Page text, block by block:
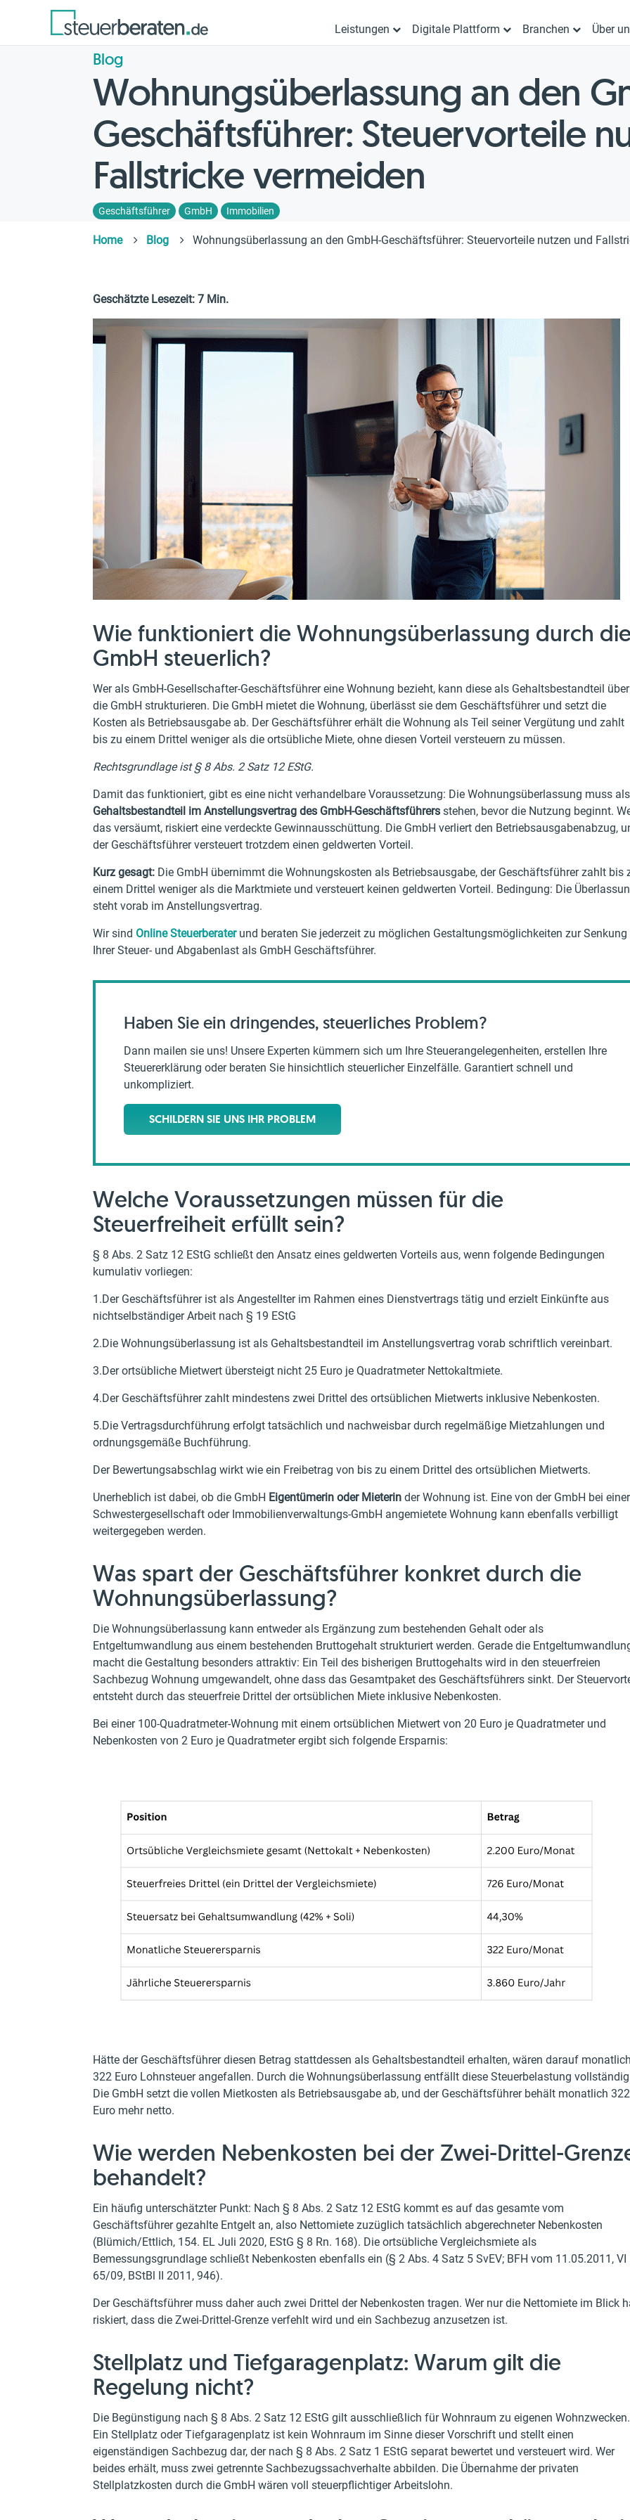
Leistungen Digitale Plattform Branchen Über
Blog
Wohnungsüberlassung an den
Geschäftsführer: Steuervorteile
Fallstricke vermeiden
Geschäftsführer GmbH Immobilien
Home Blog Wohnungsüberlassung an den GmbH-Geschäftsführer: Steuervorteile nutzen und
Geschätzte Lesezeit: 7 Min.
Wie funktioniert die Wohnungsüberlassung durch
GmbH steuerlich?
Wer als GmbH-Gesellschafter-Geschäftsführer eine Wohnung bezieht, kann diese als Gehaltsbestandteil über
die GmbH strukturieren. Die GmbH mietet die Wohnung, überlässt sie dem Geschäftsführer und setzt die
Kosten als Betriebsausgabe ab. Der Geschäftsführer erhält die Wohnung als Teil seiner Vergütung und zahlt
bis zu einem Drittel weniger als die ortsübliche Miete, ohne diesen Vorteil versteuern zu müssen.
Rechtsgrundlage ist § 8 Abs. 2 Satz 12 EStG.
Damit das funktioniert, gibt es eine nicht verhandelbare Voraussetzung: Die Wohnungsüberlassung muss als
Gehaltsbestandteil im Anstellungsvertrag des GmbH-Geschäftsführers stehen, bevor die Nutzung beginnt.
das versäumt, riskiert eine verdeckte Gewinnausschüttung. Die GmbH verliert den Betriebsausgabenabzug,
der Geschäftsführer versteuert trotzdem einen geldwerten Vorteil.
Kurz gesagt: Die GmbH übernimmt die Wohnungskosten als Betriebsausgabe, der Geschäftsführer zahlt bis
einem Drittel weniger als die Marktmiete und versteuert keinen geldwerten Vorteil. Bedingung: Die
steht vorab im Anstellungsvertrag.
Wir sind Online Steuerberaterund beraten Sie jederzeit zu möglichen Gestaltungsmöglichkeiten zur Senkung
Ihrer Steuer- und Abgabenlast als GmbH Geschäftsführer.
Haben Sie ein dringendes, steuerliches Problem?
Dann mailen sie uns! Unsere Experten kümmern sich um Ihre Steuerangelegenheiten, erstellen Ihre
Steuererklärung oder beraten Sie hinsichtlich steuerlicher Einzelfälle. Garantiert schnell und
unkompliziert.
SCHILDERN SIE UNS IHR PROBLEM
Welche Voraussetzungen müssen für die
Steuerfreiheit erfüllt sein?
§ 8 Abs. 2 Satz 12 EStG schließt den Ansatz eines geldwerten Vorteils aus, wenn folgende Bedingungen
kumulativ vorliegen:
1.Der Geschäftsführer ist als Angestellter im Rahmen eines Dienstvertrags tätig und erzielt Einkünfte aus
nichtselbständiger Arbeit nach § 19 EStG
2.Die Wohnungsüberlassung ist als Gehaltsbestandteil im Anstellungsvertrag vorab schriftlich vereinbart.
3.Der ortsübliche Mietwert übersteigt nicht 25 Euro je Quadratmeter Nettokaltmiete.
4.Der Geschäftsführer zahlt mindestens zwei Drittel des ortsüblichen Mietwerts inklusive Nebenkosten.
5.Die Vertragsdurchführung erfolgt tatsächlich und nachweisbar durch regelmäßige Mietzahlungen und
ordnungsgemäße Buchführung.
Der Bewertungsabschlag wirkt wie ein Freibetrag von bis zu einem Drittel des ortsüblichen Mietwerts.
Unerheblich ist dabei, ob die GmbH Eigentümerin oder Mieterin der Wohnung ist. Eine von der GmbH bei einer
Schwestergesellschaft oder Immobilienverwaltungs-GmbH angemietete Wohnung kann ebenfalls verbilligt
weitergegeben werden.
Was spart der Geschäftsführer konkret durch die
Wohnungsüberlassung?
Die Wohnungsüberlassung kann entweder als Ergänzung zum bestehenden Gehalt oder als
Entgeltumwandlung aus einem bestehenden Bruttogehalt strukturiert werden. Gerade die
macht die Gestaltung besonders attraktiv: Ein Teil des bisherigen Bruttogehalts wird in den steuerfreien
Sachbezug Wohnung umgewandelt, ohne dass das Gesamtpaket des Geschäftsführers sinkt. Der
entsteht durch das steuerfreie Drittel der ortsüblichen Miete inklusive Nebenkosten.
Bei einer 100-Quadratmeter-Wohnung mit einem ortsüblichen Mietwert von 20 Euro je Quadratmeter und
Nebenkosten von 2 Euro je Quadratmeter ergibt sich folgende Ersparnis:
Hätte der Geschäftsführer diesen Betrag stattdessen als Gehaltsbestandteil erhalten, wären darauf
322 Euro Lohnsteuer angefallen. Durch die Wohnungsüberlassung entfällt diese Steuerbelastung
Die GmbH setzt die vollen Mietkosten als Betriebsausgabe ab, und der Geschäftsführer behält monatlich 322
Euro mehr netto.
Wie werden Nebenkosten bei der Zwei-Drittel-
behandelt?
Ein häufig unterschätzter Punkt: Nach § 8 Abs. 2 Satz 12 EStG kommt es auf das gesamte vom
Geschäftsführer gezahlte Entgelt an, also Nettomiete zuzüglich tatsächlich abgerechneter Nebenkosten
(Blümich/Ettlich, 154. EL Juli 2020, EStG § 8 Rn. 168). Die ortsübliche Vergleichsmiete als
Bemessungsgrundlage schließt Nebenkosten ebenfalls ein (§ 2 Abs. 4 Satz 5 SvEV; BFH vom 11.05.2011, VI
65/09, BStBl II 2011, 946).
Der Geschäftsführer muss daher auch zwei Drittel der Nebenkosten tragen. Wer nur die Nettomiete im Blick
riskiert, dass die Zwei-Drittel-Grenze verfehlt wird und ein Sachbezug anzusetzen ist.
Stellplatz und Tiefgaragenplatz: Warum gilt die
Regelung nicht?
Die Begünstigung nach § 8 Abs. 2 Satz 12 EStG gilt ausschließlich für Wohnraum zu eigenen Wohnzwecken.
Ein Stellplatz oder Tiefgaragenplatz ist kein Wohnraum im Sinne dieser Vorschrift und stellt einen
eigenständigen Sachbezug dar, der nach § 8 Abs. 2 Satz 1 EStG separat bewertet und versteuert wird. Wer
beides erhält, muss zwei getrennte Sachbezugssachverhalte abbilden. Die Übernahme der privaten
Stellplatzkosten durch die GmbH wären voll steuerpflichtiger Arbeitslohn.